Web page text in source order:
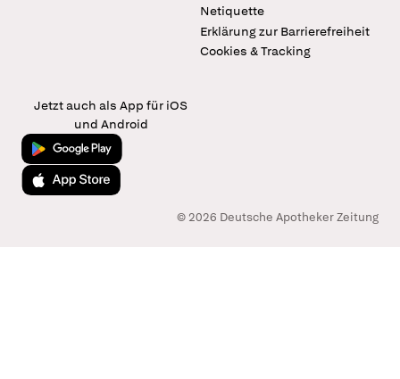
Netiquette
Erklärung zur Barrierefreiheit
Cookies & Tracking
Jetzt auch als App für iOS
und Android
Jetzt bei Google Play
Laden im App Store
© 2026 Deutsche Apotheker Zeitung